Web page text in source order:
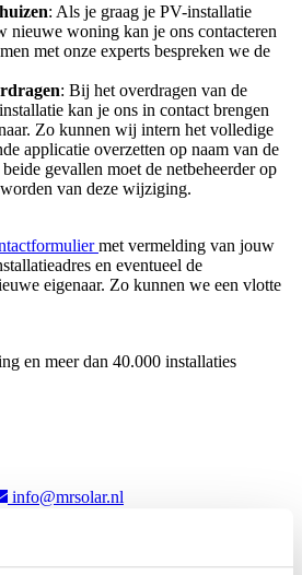
: Als je graag je PV-installatie
nieuwe woning kan je ons contacteren
met onze experts bespreken we de
: Bij het overdragen van de
kan je ons in contact brengen
Zo kunnen wij intern het volledige
applicatie overzetten op naam van de
gevallen moet de netbeheerder op
van deze wijziging.
met vermelding van jouw
en eventueel de
eigenaar. Zo kunnen we een vlotte
en meer dan 40.000 installaties
info@mrsolar.nl